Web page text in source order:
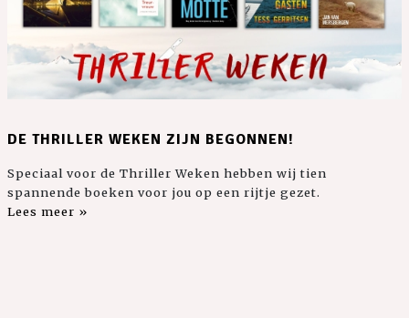
DE THRILLER WEKEN ZIJN BEGONNEN!
Speciaal voor de Thriller Weken hebben wij tien
spannende boeken voor jou op een rijtje gezet.
Lees meer »